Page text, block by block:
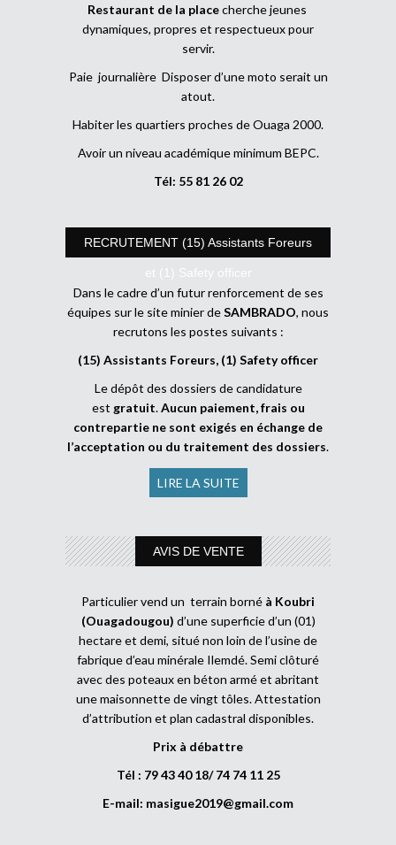
Restaurant de la placecherche jeunes
dynamiques, propres et respectueux pour
servir.
Paie journalière Disposer d’une moto serait un
atout.
Habiter les quartiers proches de Ouaga 2000.
Avoir un niveau académique minimum BEPC.
Tél: 55 81 26 02
RECRUTEMENT (15) Assistants Foreurs
et (1) Safety officer
Dans le cadre d’un futur renforcement de ses
équipes sur le site minier deSAMBRADO, nous
recrutons les postes suivants :
(15) Assistants Foreurs, (1) Safety officer
Le dépôt des dossiers de candidature
est gratuit.Aucun paiement, frais ou
contrepartie ne sont exigés en échange de
l’acceptation ou du traitement des dossiers.
LIRE LA SUITE
AVIS DE VENTE
Particulier vend un terrain borné à Koubri
(Ouagadougou) d’une superficie d’un (01)
hectare et demi, situé non loin de l’usine de
fabrique d’eau minérale Ilemdé. Semi clôturé
avec des poteaux en béton armé et abritant
une maisonnette de vingt tôles. Attestation
d’attribution et plan cadastral disponibles.
Prix à débattre
Tél : 79 43 40 18/ 74 74 11 25
E-mail: masigue2019@gmail.com